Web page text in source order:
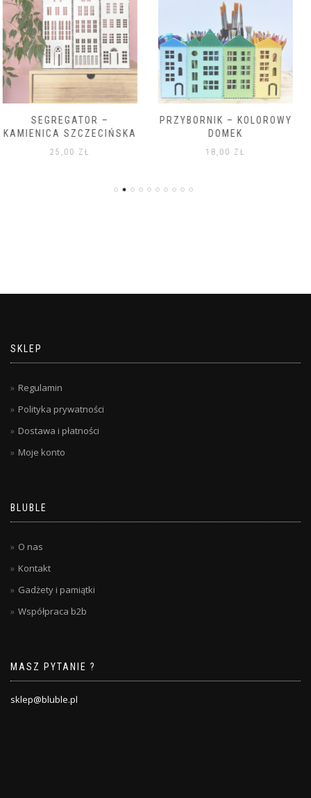
PRZYBORNIK – KOLOROWY
DOMEK
18,00ZŁ
PRZYBORNIK – BIAŁY
DOMEK
15,00ZŁ
SKLEP
Regulamin
Polityka prywatności
Dostawa i płatności
Moje konto
BLUBLE
O nas
Kontakt
Gadżety i pamiątki
Współpraca b2b
MASZ PYTANIE ?
sklep@bluble.pl